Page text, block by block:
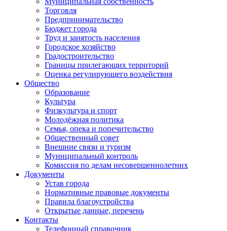
Торговля
Предпринимательство
Бюджет города
Труд и занятость населения
Городское хозяйство
Градостроительство
Границы прилегающих территорий
Оценка регулирующего воздействия
Общество
Образование
Культура
Физкультура и спорт
Молодёжная политика
Семья, опека и попечительство
Общественный совет
Внешние связи и туризм
Муниципальный контроль
Комиссия по делам несовершеннолетних
Документы
Устав города
Нормативные правовые документы
Правила благоустройства
Открытые данные, перечень
Контакты
Телефонный справочник